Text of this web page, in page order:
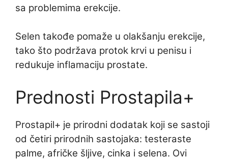
sa problemima erekcije.
Selen takođe pomaže u olakšanju erekcije,
tako što podržava protok krvi u penisu i
redukuje inflamaciju prostate.
Prednosti Prostapila+
Prostapil+ je prirodni dodatak koji se sastoji
od četiri prirodnih sastojaka: testeraste
palme, afričke šljive, cinka i selena. Ovi